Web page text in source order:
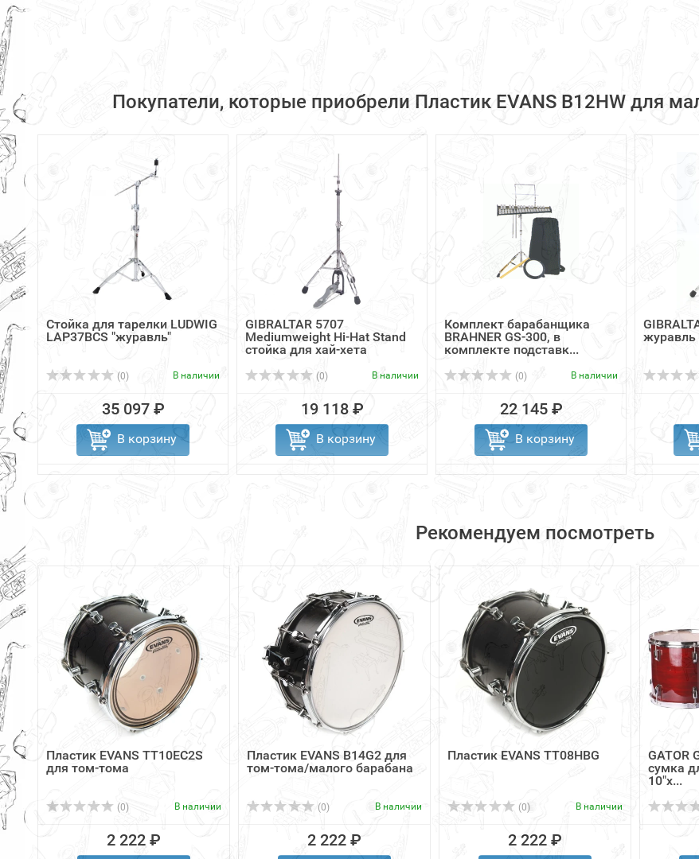
Покупатели, которые приобрели Пластик EVANS B12HW для
Стойка для тарелки LUDWIG
LAP37BCS "журавль"
(0) В наличии
35 097 ₽
В корзину
GIBRALTAR 5707
Mediumweight Hi-Hat Stand
стойка для хай-хета
(0) В наличии
19 118 ₽
В корзину
Комплект барабанщика
BRAHNER GS-300, в
комплекте подставк...
(0) В наличии
22 145 ₽
В корзину
журавль
Рекомендуем посмотреть
Пластик EVANS TT10EC2S
для том-тома
(0) В наличии
2 222 ₽
Пластик EVANS B14G2 для
том-тома/малого барабана
(0) В наличии
2 222 ₽
Пластик EVANS TT08HBG
(0) В наличии
2 222 ₽
GATOR
сумка
10"х...